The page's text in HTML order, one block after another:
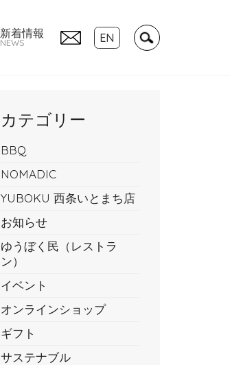
新着情報
NEWS EN
カテゴリー
BBQ
NOMADIC
YUBOKU 西条いとまち店
お知らせ
ゆうぼく民（レストラ
ン）
イベント
オンラインショップ
ギフト
サステナブル